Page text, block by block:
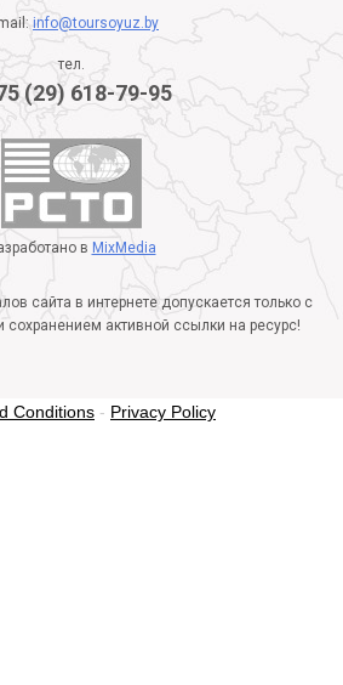
info@toursoyuz.by
тел.
(29) 618-79-95
в MixMedia
сайта в интернете допускается только с
сохранением активной ссылки на ресурс!
Conditions - Privacy Policy